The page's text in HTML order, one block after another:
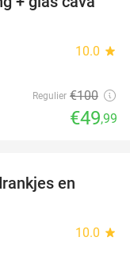
50%
10.0 star
Regulier €100
€49,99
en
10.0 star